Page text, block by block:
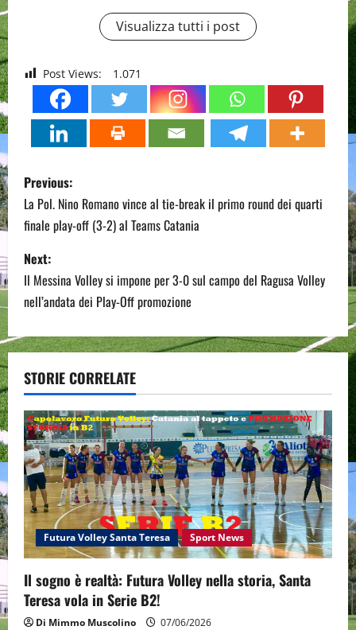
Visualizza tutti i post
Post Views: 1.071
P
o
s
t
n
a
v
i
g
a
t
i
o
n
Previous:
La Pol. Nino Romano vince al tie-break il primo round dei quarti
finale play-off (3-2) al Teams Catania
Next:
Il Messina Volley si impone per 3-0 sul campo del Ragusa Volley
nell’andata dei Play-Off promozione
STORIE CORRELATE
Futura Volley Santa Teresa Sport News
Il sogno è realtà: Futura Volley nella storia, Santa
Teresa vola in Serie B2!
Di Mimmo Muscolino 07/06/2026